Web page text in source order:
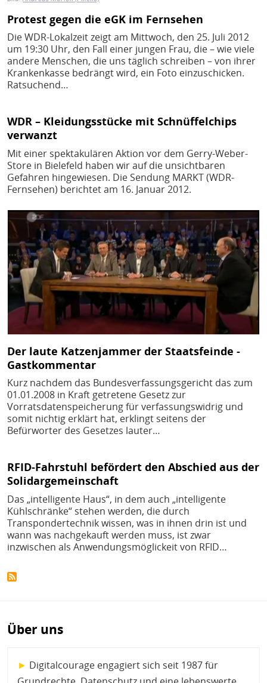
Protest gegen die eGK im Fernsehen
Die WDR-Lokalzeit zeigt am Mittwoch, den 25. Juli 2012
um 19:30 Uhr, den Fall einer jungen Frau, die – wie viele
andere Menschen, die uns täglich schreiben – von ihrer
Krankenkasse bedrängt wird, ein Foto einzuschicken.
Ratsuchend…
WDR – Kleidungsstücke mit Schnüffelchips
verwanzt
Mit einer spektakulären Aktion vor dem Gerry-Weber-
Store in Bielefeld haben wir auf die unsichtbaren
Gefahren hingewiesen. Die Sendung MARKT (WDR-
Fernsehen) berichtet am 16. Januar 2012.
Bild
Der laute Katzenjammer der Staatsfeinde -
Gastkommentar
Kurz nachdem das Bundesverfassungsgericht das zum
01.01.2008 in Kraft getretene Gesetz zur
Vorratsdatenspeicherung für verfassungswidrig und
somit nichtig erklärt hat, erklingt seitens der
Befürworter des Gesetzes lauter…
RFID-Fahrstuhl befördert den Abschied aus der
Solidargemeinschaft
Das „intelligente Haus“, in dem auch „intelligente
Kühlschränke“ stehen werden, die durch
Transpondertechnik wissen, was in ihnen drin ist und
wann was nachgekauft werden muss, ist zwar
inzwischen als Anwendungsmöglickeit von RFID…
Über uns
► Digitalcourage engagiert sich seit 1987 für